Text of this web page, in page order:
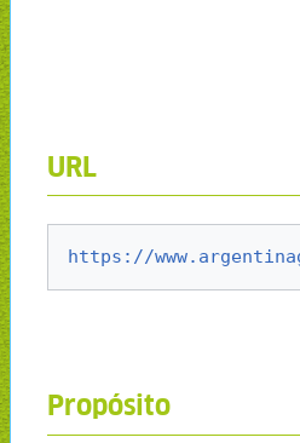
URL
https://
Propósito